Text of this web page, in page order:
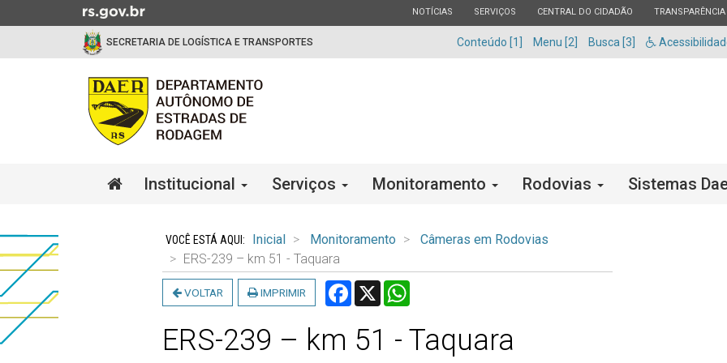
para
ESTADO
NOTÍCIAS ESTADO
SERVIÇOS ESTADO
CENTRAL DO CIDADÃO ESTADO
TRANSPARÊNCIA
SECRETARIA DE LOGÍSTICA E TRANSPORTES Conteúdo [1] Menu [2] Busca [3]
Institucional Serviços Monitoramento Rodovias Sistemas
do
conteúdo
Inicial Monitoramento
Câmeras em Rodovias
ERS-239 – km 51 - Taquara
VOLTAR IMPRIMIR Facebook
X WhatsApp
ERS-239 – km 51 - Taquara